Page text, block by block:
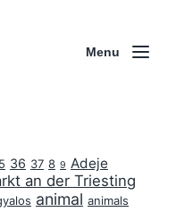
Menu
36 37 8 9 Adeje
an der Triesting
animal animals